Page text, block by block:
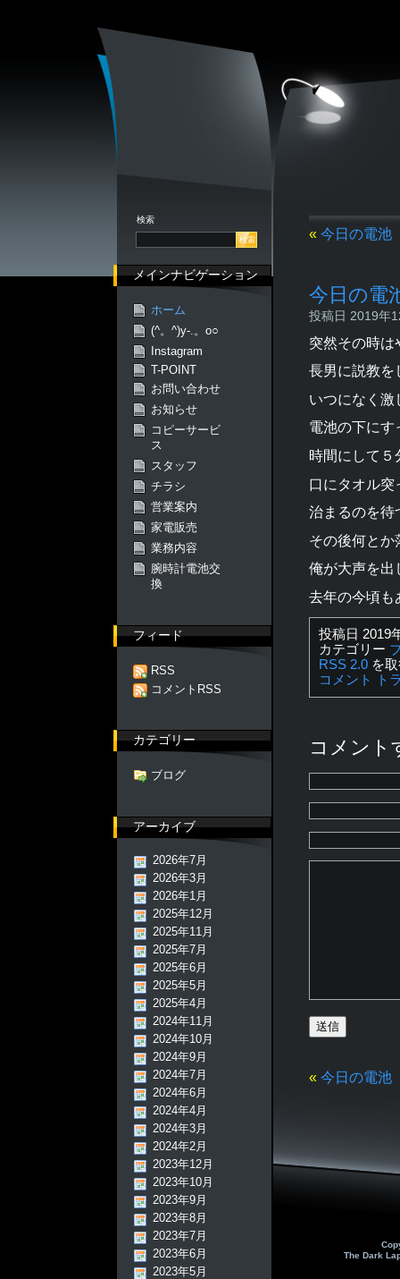
« 今日の電池
今日の電
投稿日 2019年
突然その時は
長男に説教を
いつになく激
電池の下にす
時間にして５
口にタオル突
治まるのを待
その後何とか
俺が大声を出
去年の今頃も
投稿日 2019
カテゴリー
RSS 2.0 を
コメント
ト
コメント
« 今日の電池
The Dark
検索
メインナビゲーション
ホーム
(^。^)y-.。o○
Instagram
T-POINT
お問い合わせ
お知らせ
コピーサービ
ス
スタッフ
チラシ
営業案内
家電販売
業務内容
腕時計電池交
換
フィード
RSS
コメントRSS
カテゴリー
ブログ
アーカイブ
2026年7月
2026年3月
2026年1月
2025年12月
2025年11月
2025年7月
2025年6月
2025年5月
2025年4月
2024年11月
2024年10月
2024年9月
2024年7月
2024年6月
2024年4月
2024年3月
2024年2月
2023年12月
2023年10月
2023年9月
2023年8月
2023年7月
2023年6月
2023年5月